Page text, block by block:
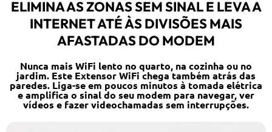
ELIMINA AS ZONAS SEM SINAL E LEVA A
INTERNET ATÉ ÀS DIVISÕES MAIS
AFASTADAS DO MODEM
Nunca mais WiFi lento no quarto, na cozinha ou no
jardim. Este Extensor WiFi chega também atrás das
paredes. Liga-se em poucos minutos à tomada elétrica
e amplifica o sinal do seu modem para navegar, ver
vídeos e fazer videochamadas sem interrupções.